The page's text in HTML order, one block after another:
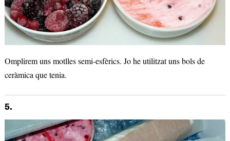
Omplirem uns motlles semi-esfèrics. Jo he utilitzat uns bols de
ceràmica que tenia.
5.